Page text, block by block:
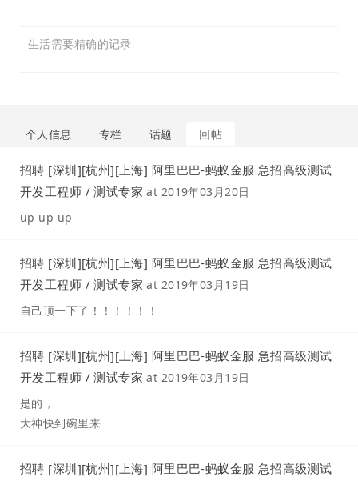
生活需要精确的记录
个人信息 专栏 话题 回帖
招聘 [深圳][杭州][上海] 阿里巴巴-蚂蚁金服 急招高级测试
开发工程师 / 测试专家 at 2019年03月20日
up up up
招聘 [深圳][杭州][上海] 阿里巴巴-蚂蚁金服 急招高级测试
开发工程师 / 测试专家 at 2019年03月19日
自己顶一下了！！！！！！
招聘 [深圳][杭州][上海] 阿里巴巴-蚂蚁金服 急招高级测试
开发工程师 / 测试专家 at 2019年03月19日
是的，
大神快到碗里来
招聘 [深圳][杭州][上海] 阿里巴巴-蚂蚁金服 急招高级测试